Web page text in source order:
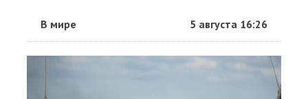
В мире 5 августа 16:26